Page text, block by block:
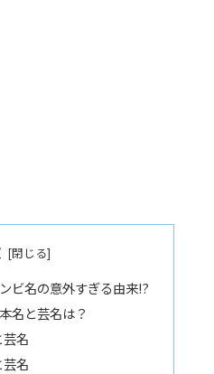
ビ名の意外すぎる由来!?
名と芸名は？
名
名